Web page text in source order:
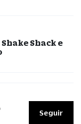
Shack e
Seguir